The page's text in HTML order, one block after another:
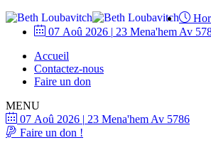
07 Aoû 2026 | 23 Mena'hem Av
Accueil
Contactez-nous
Faire un don
MENU
07 Aoû 2026 | 23 Mena'hem Av 5786
Faire un don !